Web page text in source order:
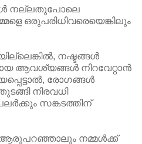
നല്ലതുപോലെ
ഒരുപരിധിവരെയെങ്കിലും
നഷ്ടങ്ങൾ
ആവശ്യങ്ങൾ നിറവേറ്റാൻ
രോഗങ്ങൾ
നിരവധി
സങ്കടത്തിന്
ആരുപറഞ്ഞാലും നമ്മൾക്ക്